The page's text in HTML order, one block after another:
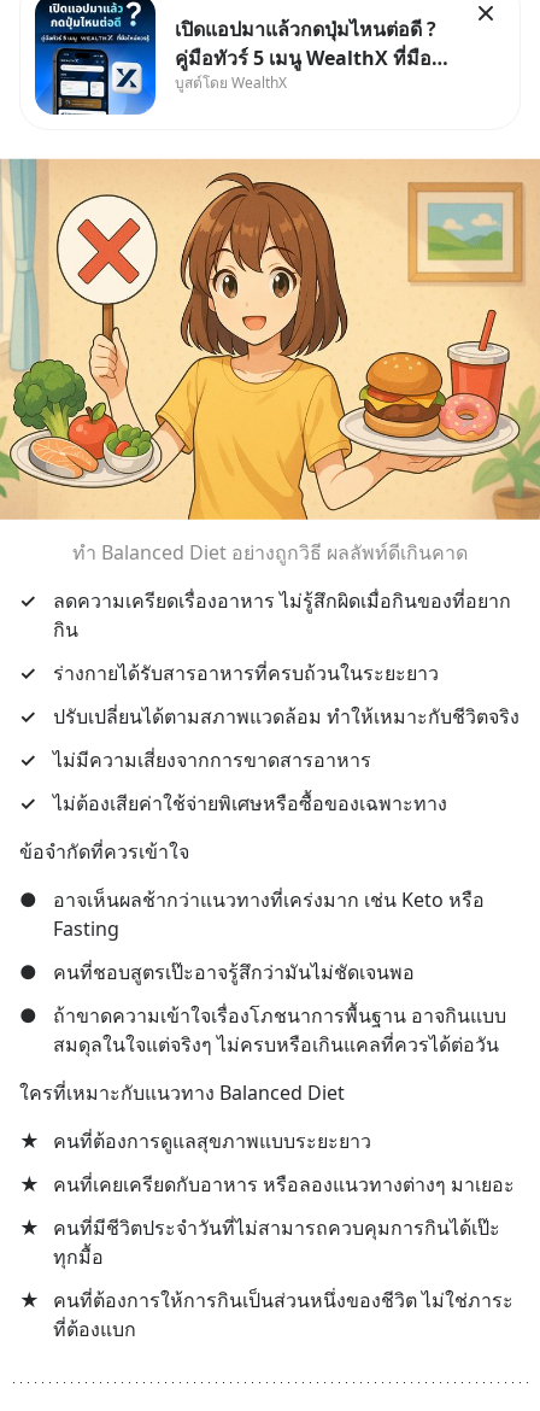
เปิดแอปมาแล้วกดปุ่มไหนต่อดี ?
คู่มือทัวร์ 5 เมนู WealthX ที่มือ
ใหม่ควรรู้ สำหรับใครที่เพิ่งโหลด
WealthX จะขอพาไปทัวร์ 5 เมนู
หลัก ที่จะทำให้คุ
บูสต์โดย WealthX
ทำ Balanced Diet อย่างถูกวิธี ผลลัพท์ดีเกินคาด
✓
ลดความเครียดเรื่องอาหาร ไม่รู้สึกผิดเมื่อกินของที่อยาก
กิน
✓
ร่างกายได้รับสารอาหารที่ครบถ้วนในระยะยาว
✓
ปรับเปลี่ยนได้ตามสภาพแวดล้อม ทำให้เหมาะกับชีวิตจริง
✓
ไม่มีความเสี่ยงจากการขาดสารอาหาร
✓
ไม่ต้องเสียค่าใช้จ่ายพิเศษหรือซื้อของเฉพาะทาง
ข้อจำกัดที่ควรเข้าใจ
●
อาจเห็นผลช้ากว่าแนวทางที่เคร่งมาก เช่น Keto หรือ
Fasting
●
คนที่ชอบสูตรเป๊ะอาจรู้สึกว่ามันไม่ชัดเจนพอ
●
ถ้าขาดความเข้าใจเรื่องโภชนาการพื้นฐาน อาจกินแบบ
สมดุลในใจแต่จริงๆ ไม่ครบหรือเกินแคลที่ควรได้ต่อวัน
ใครที่เหมาะกับแนวทาง Balanced Diet
★
คนที่ต้องการดูแลสุขภาพแบบระยะยาว
★
คนที่เคยเครียดกับอาหาร หรือลองแนวทางต่างๆ มาเยอะ
★
คนที่มีชีวิตประจำวันที่ไม่สามารถควบคุมการกินได้เป๊ะ
ทุกมื้อ
★
คนที่ต้องการให้การกินเป็นส่วนหนึ่งของชีวิต ไม่ใช่ภาระ
ที่ต้องแบก